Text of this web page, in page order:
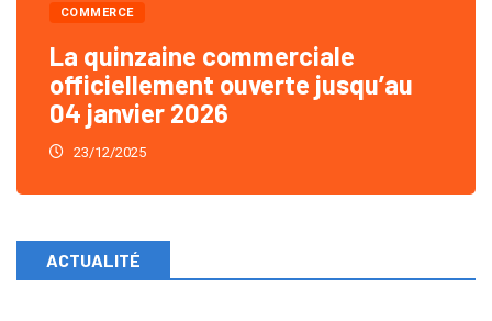
COMMERCE
La quinzaine commerciale
officiellement ouverte jusqu’au
04 janvier 2026
23/12/2025
ACTUALITÉ